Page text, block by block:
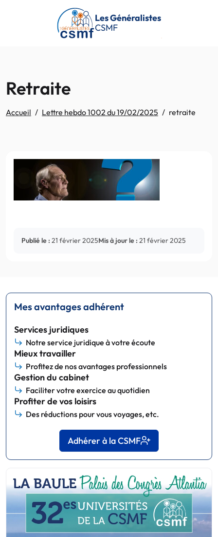
Passer au contenu principal
Les Généralistes
CSMF
Retraite
Accueil Lettre hebdo 1002 du 19/02/2025 retraite
Publié le : 21 février 2025Mis à jour le : 21 février 2025
Mes avantages adhérent
Services juridiques
Notre service juridique à votre écoute
Mieux travailler
Profitez de nos avantages professionnels
Gestion du cabinet
Faciliter votre exercice au quotidien
Profiter de vos loisirs
Des réductions pour vous voyages, etc.
Adhérer à la CSMF